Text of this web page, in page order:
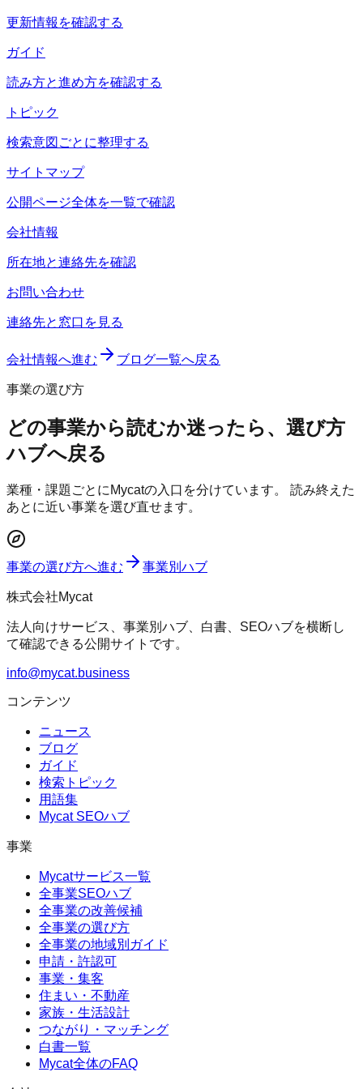
更新情報を確認する
ガイド
読み方と進め方を確認する
トピック
検索意図ごとに整理する
サイトマップ
公開ページ全体を一覧で確認
会社情報
所在地と連絡先を確認
お問い合わせ
連絡先と窓口を見る
会社情報へ進む ブログ一覧へ戻る
事業の選び方
どの事業から読むか迷ったら、選び方
ハブへ戻る
業種・課題ごとにMycatの入口を分けています。 読み終えた
あとに近い事業を選び直せます。
事業の選び方へ進む 事業別ハブ
株式会社Mycat
法人向けサービス、事業別ハブ、白書、SEOハブを横断し
て確認できる公開サイトです。
info@mycat.business
コンテンツ
ニュース
ブログ
ガイド
検索トピック
用語集
Mycat SEOハブ
事業
Mycatサービス一覧
全事業SEOハブ
全事業の改善候補
全事業の選び方
全事業の地域別ガイド
申請・許認可
事業・集客
住まい・不動産
家族・生活設計
つながり・マッチング
白書一覧
Mycat全体のFAQ